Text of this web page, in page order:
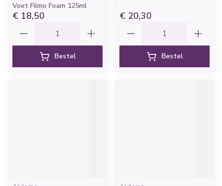
Voet Filmo Foam 125ml
€ 18,50
Bestel
€ 20,30
Bestel